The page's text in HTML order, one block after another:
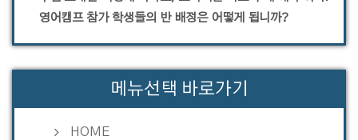
영어캠프 참가 학생들의 반 배정은 어떻게 됩니까?
메뉴선택 바로가기
HOME